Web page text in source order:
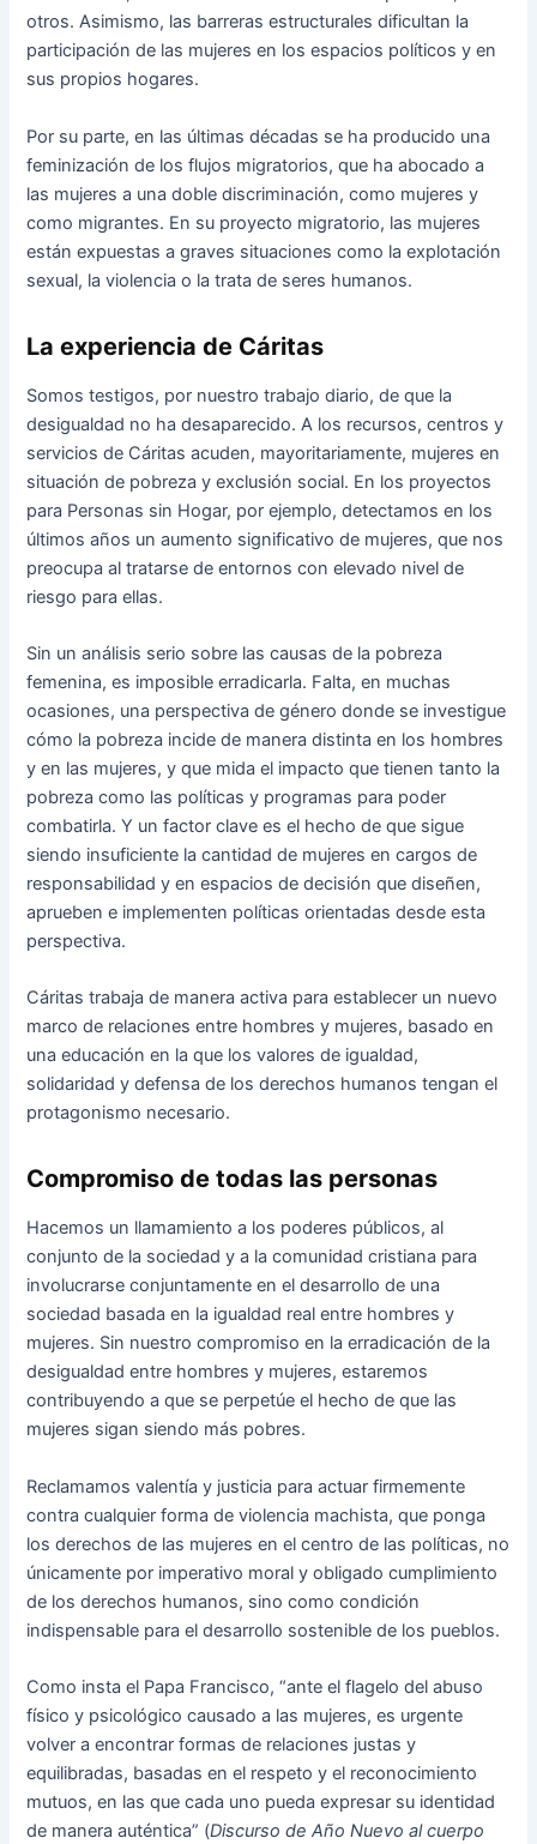
otros. Asimismo, las barreras estructurales dificultan la
participación de las mujeres en los espacios políticos y en
sus propios hogares.
Por su parte, en las últimas décadas se ha producido una
feminización de los flujos migratorios, que ha abocado a
las mujeres a una doble discriminación, como mujeres y
como migrantes. En su proyecto migratorio, las mujeres
están expuestas a graves situaciones como la explotación
sexual, la violencia o la trata de seres humanos.
La experiencia de Cáritas
Somos testigos, por nuestro trabajo diario, de que la
desigualdad no ha desaparecido. A los recursos, centros y
servicios de Cáritas acuden, mayoritariamente, mujeres en
situación de pobreza y exclusión social. En los proyectos
para Personas sin Hogar, por ejemplo, detectamos en los
últimos años un aumento significativo de mujeres, que nos
preocupa al tratarse de entornos con elevado nivel de
riesgo para ellas.
Sin un análisis serio sobre las causas de la pobreza
femenina, es imposible erradicarla. Falta, en muchas
ocasiones, una perspectiva de género donde se investigue
cómo la pobreza incide de manera distinta en los hombres
y en las mujeres, y que mida el impacto que tienen tanto la
pobreza como las políticas y programas para poder
combatirla. Y un factor clave es el hecho de que sigue
siendo insuficiente la cantidad de mujeres en cargos de
responsabilidad y en espacios de decisión que diseñen,
aprueben e implementen políticas orientadas desde esta
perspectiva.
Cáritas trabaja de manera activa para establecer un nuevo
marco de relaciones entre hombres y mujeres, basado en
una educación en la que los valores de igualdad,
solidaridad y defensa de los derechos humanos tengan el
protagonismo necesario.
Compromiso de todas las personas
Hacemos un llamamiento a los poderes públicos, al
conjunto de la sociedad y a la comunidad cristiana para
involucrarse conjuntamente en el desarrollo de una
sociedad basada en la igualdad real entre hombres y
mujeres. Sin nuestro compromiso en la erradicación de la
desigualdad entre hombres y mujeres, estaremos
contribuyendo a que se perpetúe el hecho de que las
mujeres sigan siendo más pobres.
Reclamamos valentía y justicia para actuar firmemente
contra cualquier forma de violencia machista, que ponga
los derechos de las mujeres en el centro de las políticas, no
únicamente por imperativo moral y obligado cumplimiento
de los derechos humanos, sino como condición
indispensable para el desarrollo sostenible de los pueblos.
Como insta el Papa Francisco, “ante el flagelo del abuso
físico y psicológico causado a las mujeres, es urgente
volver a encontrar formas de relaciones justas y
equilibradas, basadas en el respeto y el reconocimiento
mutuos, en las que cada uno pueda expresar su identidad
de manera auténtica” (Discurso de Año Nuevo al cuerpo